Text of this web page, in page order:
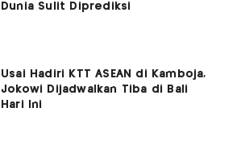
Dunia Sulit Diprediksi
Usai Hadiri KTT ASEAN di Kamboja,
Jokowi Dijadwalkan Tiba di Bali
Hari Ini